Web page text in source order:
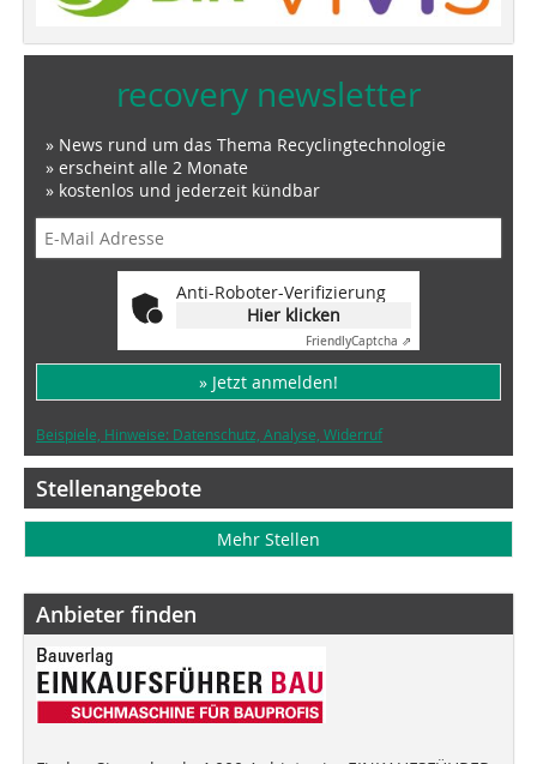
recovery newsletter
» News rund um das Thema Recyclingtechnologie
» erscheint alle 2 Monate
» kostenlos und jederzeit kündbar
Anti-Roboter-Verifizierung
Hier klicken
FriendlyCaptcha ⇗
» Jetzt anmelden!
Beispiele, Hinweise: Datenschutz, Analyse, Widerruf
Stellenangebote
Mehr Stellen
Anbieter finden